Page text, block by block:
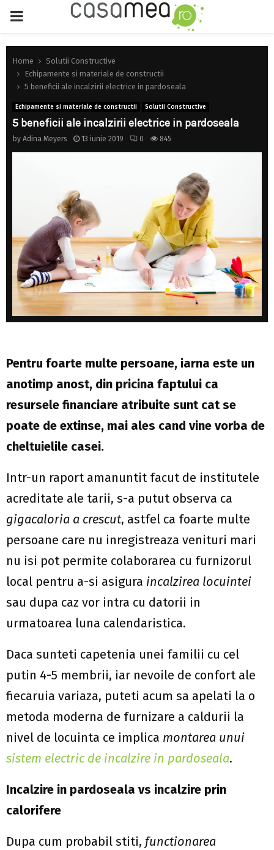
PRIMARY
MENU
Home
Solutii Constructive
Echipamente si materiale de constructii
5 beneficii ale incalzirii electrice in pardoseala
Echipamente si materiale de constructii Solutii Constructive
5 beneficii ale incalzirii electrice in pardoseala
by Adina Meyers 13 iunie 2019 0 845
Pentru foarte multe persoane, iarna este un
anotimp anost, din pricina faptului ca
resursele financiare atribuite sunt cat se
poate de extinse, mai ales cand vine vorba de
cheltuielile casei.
Intr-un raport amanuntit facut de institutele
acreditate ale tarii, s-a putut observa ca
gigacaloria a crescut, astfel ca foarte multe
persoane care nu inregistreaza venituri mari
nu isi pot permite colaborarea cu furnizorul
local pentru a-si asigura incalzirea locuintei
sau dupa caz vor intra cu datorii in
urmatoarea luna calendaristica.
Daca sunteti capetenia unei familii cu cel
putin 4-5 membrii, iar nevoile de confort ale
fiecaruia variaza, puteti acum sa apelati la o
metoda moderna de furnizare a caldurii la
nivel de locuinta ce implica montarea unui
sistem electric de incalzire in pardoseala.
Incalzire in pardoseala vs incalzire prin
calorifere
Dupa cum probabil stiti, functionarea